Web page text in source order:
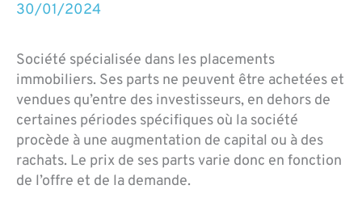
30/01/2024
Société spécialisée dans les placements
immobiliers. Ses parts ne peuvent être achetées et
vendues qu’entre des investisseurs, en dehors de
certaines périodes spécifiques où la société
procède à une augmentation de capital ou à des
rachats. Le prix de ses parts varie donc en fonction
de l’offre et de la demande.